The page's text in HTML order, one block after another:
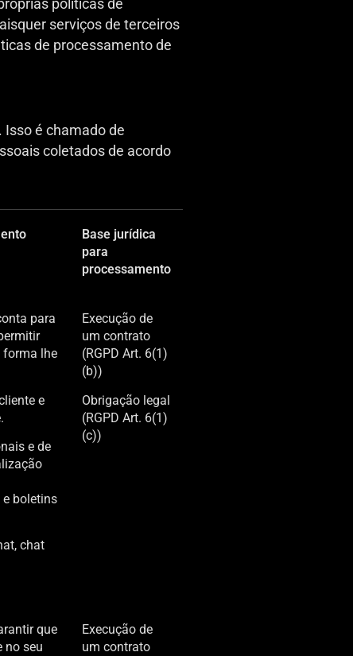
políticas de
serviços de terceiros
de processamento de
é chamado de
coletados de acordo
Base jurídica
para
processamento
para
forma lhe
e
e de
boletins
chat
Execução de
um contrato
(RGPD Art. 6(1)
(b))
Obrigação legal
(RGPD Art. 6(1)
(c))
que
no seu
Execução de
um contrato